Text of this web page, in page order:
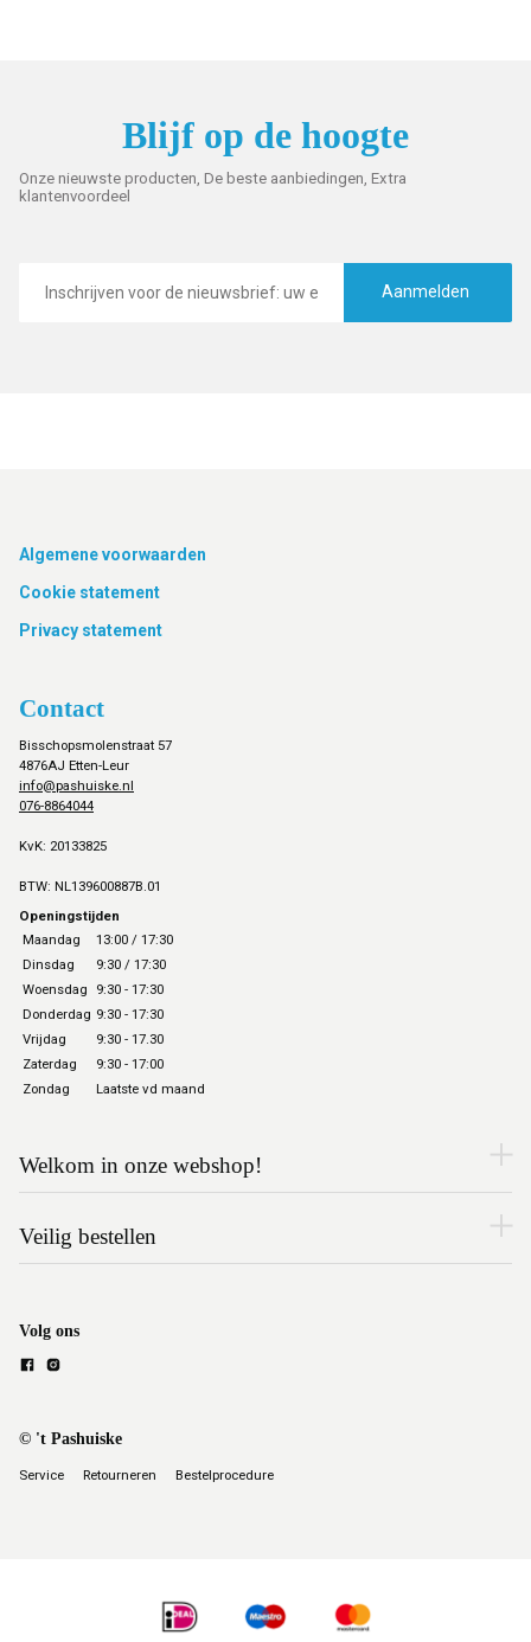
Blijf op de hoogte
Onze nieuwste producten, De beste aanbiedingen, Extra
klantenvoordeel
mailadres
Aanmelden
Footer
Algemene voorwaarden
Cookie statement
Privacy statement
Contact
Bisschopsmolenstraat 57
4876AJ Etten-Leur
info@pashuiske.nl
076-8864044
KvK: 20133825
BTW: NL139600887B.01
Openingstijden
Maandag
13:00 / 17:30
Dinsdag
9:30 / 17:30
Woensdag
9:30 - 17:30
Donderdag 9:30 - 17:30
Vrijdag
9:30 - 17.30
Zaterdag
9:30 - 17:00
Zondag
Laatste vd maand
Welkom in onze webshop!
Veilig bestellen
Volg ons
© 't Pashuiske
Service Retourneren Bestelprocedure